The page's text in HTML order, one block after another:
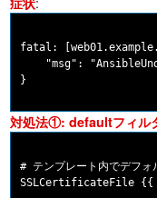
fatal:
"msg":
対処法①: defaultフィル
# テンプレート内でデフォ